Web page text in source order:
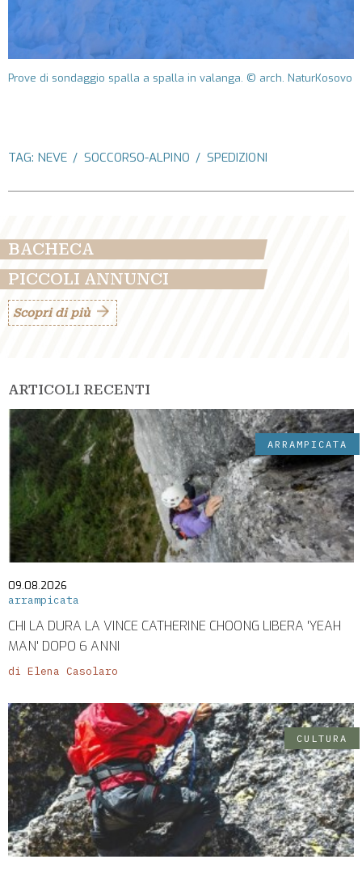
Prove di sondaggio spalla a spalla in valanga. © arch. NaturKosovo
TAG: NEVE SOCCORSO-ALPINO SPEDIZIONI
BACHECA
PICCOLI ANNUNCI
Scopri di più
ARTICOLI RECENTI
ARRAMPICATA
09.08.2026
arrampicata
CHI LA DURA LA VINCE CATHERINE CHOONG LIBERA 'YEAH
MAN' DOPO 6 ANNI
di Elena Casolaro
CULTURA